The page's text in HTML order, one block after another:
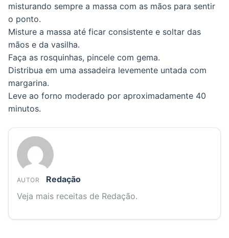
misturando sempre a massa com as mãos para sentir
o ponto.
Misture a massa até ficar consistente e soltar das
mãos e da vasilha.
Faça as rosquinhas, pincele com gema.
Distribua em uma assadeira levemente untada com
margarina.
Leve ao forno moderado por aproximadamente 40
minutos.
AUTOR
Redação
Veja mais receitas de Redação.